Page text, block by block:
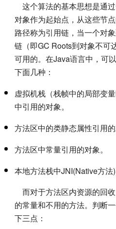
这个算法的基本思想是通
对象作为起始点，从这些节
路径称为引用链，当一个对
链（即GC Roots到对象不可
可用的。在Java语言中，可
下面几种：
虚拟机栈（栈帧中的局部变
中引用的对象。
方法区中的类静态属性引用的
方法区中常量引用的对象。
本地方法栈中JNI(Native方法)
而对于方法区内资源的回
的常量和不用的方法。判断
下三点：